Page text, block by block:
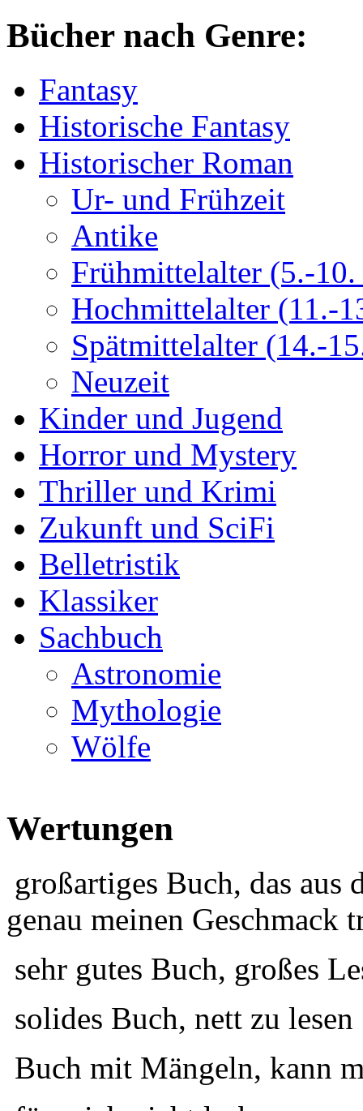
Bücher nach Genre:
Fantasy
Historische Fantasy
Historischer Roman
Ur- und Frühzeit
Antike
Frühmittelalter (5.-10.
Hochmittelalter (11.-
Spätmittelalter (14.-
Neuzeit
Kinder und Jugend
Horror und Mystery
Thriller und Krimi
Zukunft und SciFi
Belletristik
Klassiker
Sachbuch
Astronomie
Mythologie
Wölfe
Wertungen
großartiges Buch, das aus
genau meinen Geschmack
sehr gutes Buch, großes
solides Buch, nett zu lesen
Buch mit Mängeln, kann